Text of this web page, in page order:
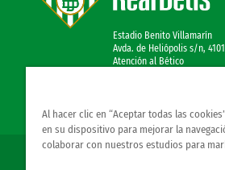
Estadio Benito Villamarín
Avda. de Heliópolis s/n,
Atención al Bético
Al hacer clic en “Aceptar todas las
en su dispositivo para mejorar la
colaborar con nuestros estudios para